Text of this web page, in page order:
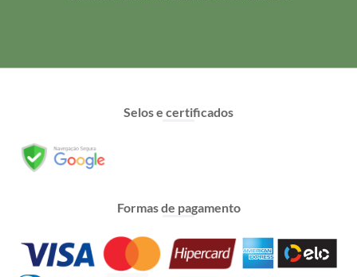
Selos e certificados
Formas de pagamento